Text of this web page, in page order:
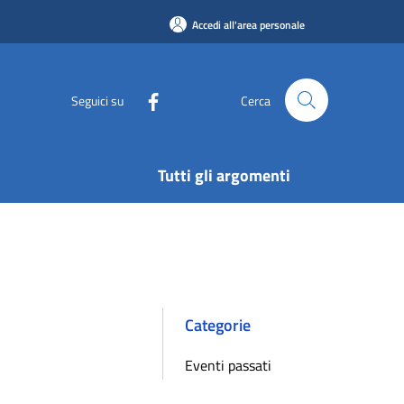
Accedi all'area personale
Seguici su Cerca
Tutti gli argomenti
Categorie
Eventi passati